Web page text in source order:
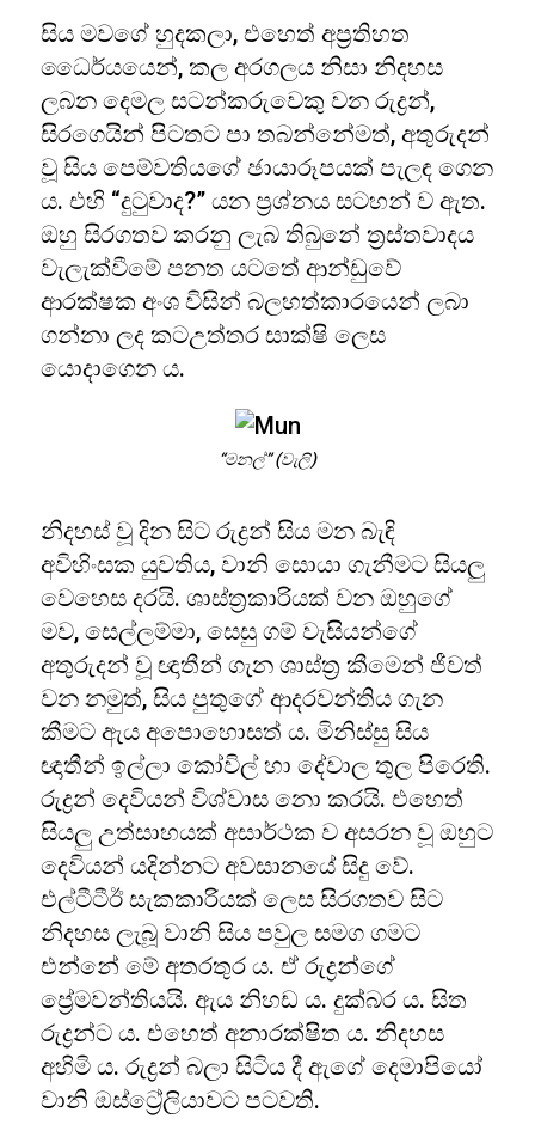
සිය මවගේ හුදකලා, එහෙත් අප්‍රතිහත
ධෛර්යයෙන්, කල අරගලය නිසා නිදහස
ලබන දෙමල සටන්කරුවෙකු වන රුද්‍රන්,
සිරගෙයින් පිටතට පා තබන්නේමත්, අතුරුදන්
වූ සිය පෙම්වතියගේ ඡායාරූපයක් පැලඳ ගෙන
ය. එහි “දුටුවාද?” යන ප්‍රශ්නය සටහන් ව ඇත.
ඔහු සිරගතව කරනු ලැබ තිබුනේ ත්‍රස්තවාදය
වැලැක්වීමේ පනත යටතේ ආන්ඩුවේ
ආරක්ෂක අංශ විසින් බලහත්කාරයෙන් ලබා
ගන්නා ලද කටඋත්තර සාක්ෂි ලෙස
යොදාගෙන ය.
“මනල්” (වැලි)
නිදහස් වූ දින සිට රුද්‍රන් සිය මන බැඳි
අවිහිංසක යුවතිය, වානි සොයා ගැනීමට සියලු
වෙහෙස දරයි. ශාස්ත්‍රකාරියක් වන ඔහුගේ
මව, සෙල්ලම්මා, සෙසු ගම් වැසියන්ගේ
අතුරුදන් වූ ඥාතීන් ගැන ශාස්ත්‍ර කීමෙන් ජීවත්
වන නමුත්, සිය පුතුගේ ආදරවන්තිය ගැන
කීමට ඇය අපොහොසත් ය. මිනිස්සු සිය
ඥාතීන් ඉල්ලා කෝවිල් හා දේවාල තුල පිරෙති.
රුද්‍රන් දෙවියන් විශ්වාස නො කරයි. එහෙත්
සියලු උත්සාහයක් අසාර්ථක ව අසරන වූ ඔහුට
දෙවියන් යදින්නට අවසානයේ සිදු වේ.
එල්ටීටීඊ සැකකාරියක් ලෙස සිරගතව සිට
නිදහස ලැබූ වානි සිය පවුල සමග ගමට
එන්නේ මේ අතරතුර ය. ඒ රුද්‍රන්ගේ
ප්‍රේමවන්තියයි. ඇය නිහඩ ය. දුක්බර ය. සිත
රුද්‍රන්ට ය. එහෙත් අනාරක්ෂිත ය. නිදහස
අහිමි ය. රුද්‍රන් බලා සිටිය දී ඇගේ දෙමාපියෝ
වානි ඔස්ට්‍රේලියාවට පටවති.